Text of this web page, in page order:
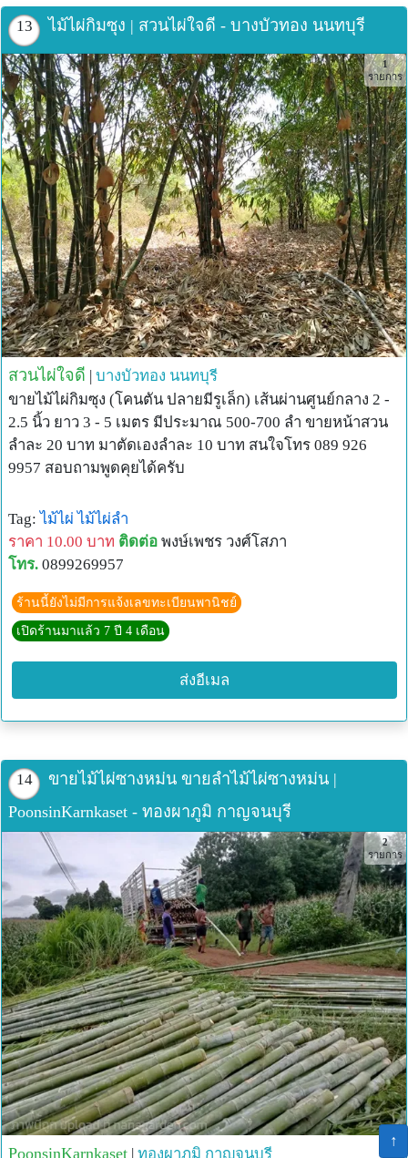
13 ไม้ไผ่กิมซุง | สวนไผ่ใจดี - บางบัวทอง นนทบุรี
1
รายการ
สวนไผ่ใจดี | บางบัวทอง นนทบุรี
ขายไม้ไผ่กิมซุง (โคนตัน ปลายมีรูเล็ก) เส้นผ่านศูนย์กลาง 2 -
2.5 นิ้ว ยาว 3 - 5 เมตร มีประมาณ 500-700 ลำ ขายหน้าสวน
ลำละ 20 บาท มาตัดเองลำละ 10 บาท สนใจโทร 089 926
9957 สอบถามพูดคุยได้ครับ
Tag: ไม้ไผ่ ไม้ไผ่ลำ
ราคา 10.00 บาท ติดต่อ พงษ์เพชร วงศ์โสภา
โทร. 0899269957
ร้านนี้ยังไม่มีการแจ้งเลขทะเบียนพานิชย์
เปิดร้านมาแล้ว 7 ปี 4 เดือน
ส่งอีเมล
14
ขายไม้ไผ่ซางหม่น ขายลำไม้ไผ่ซางหม่น |
PoonsinKarnkaset - ทองผาภูมิ กาญจนบุรี
2
รายการ
PoonsinKarnkaset ทองผาภูมิ กาญจนบุรี
↑